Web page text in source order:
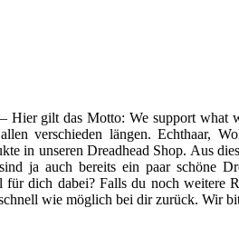
Hier gilt das Motto: We support what
verschieden längen. Echthaar,
in unseren Dreadhead Shop. Aus
ja auch bereits ein paar schöne
für dich dabei? Falls du noch weitere
wie möglich bei dir zurück. Wir